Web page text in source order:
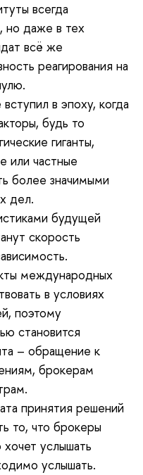
всегда
но даже в тех
всё же
реагирования на
в эпоху, когда
будь то
гиганты,
или частные
более значимыми
дел.
будущей
скорость
международных
в условиях
поэтому
становится
– обращение к
брокерам
принятия решений
то, что брокеры
услышать
услышать.